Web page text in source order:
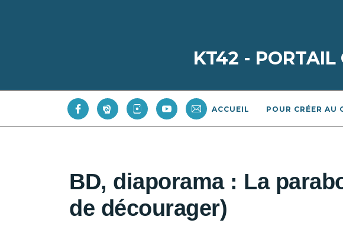
KT42 - PORTAIL
ACCUEIL POUR CRÉER AU
BD, diaporama : La
de décourager)